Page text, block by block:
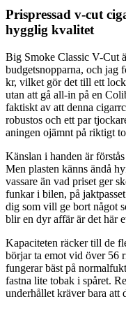
Prispressad v-cut
hygglig kvalitet
Big Smoke Classic V-Cut
budgetsnopparna, och jag
kr, vilket gör det till ett
utan att gå all-in på en
faktiskt av att denna
robustos och ett par
aningen ojämnt på riktigt
Känslan i handen är
Men plasten känns ändå
vassare än vad priset ger
funkar i bilen, på
dig som vill ge bort något
blir en dyr affär är det här
Kapaciteten räcker till de
börjar ta emot vid över 56
fungerar bäst på
fastna lite tobak i spåret.
underhållet kräver bara att